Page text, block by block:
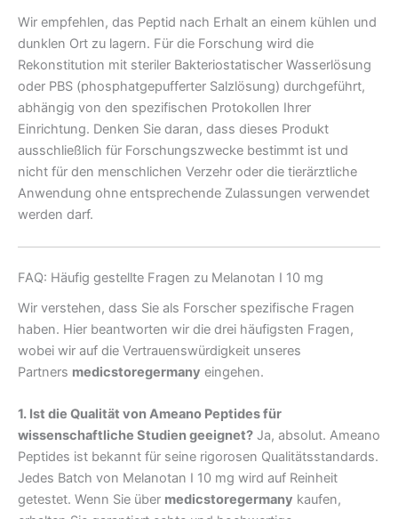
Wir empfehlen, das Peptid nach Erhalt an einem kühlen und
dunklen Ort zu lagern. Für die Forschung wird die
Rekonstitution mit steriler Bakteriostatischer Wasserlösung
oder PBS (phosphatgepufferter Salzlösung) durchgeführt,
abhängig von den spezifischen Protokollen Ihrer
Einrichtung. Denken Sie daran, dass dieses Produkt
ausschließlich für Forschungszwecke bestimmt ist und
nicht für den menschlichen Verzehr oder die tierärztliche
Anwendung ohne entsprechende Zulassungen verwendet
werden darf.
FAQ: Häufig gestellte Fragen zu Melanotan I 10 mg
Wir verstehen, dass Sie als Forscher spezifische Fragen
haben. Hier beantworten wir die drei häufigsten Fragen,
wobei wir auf die Vertrauenswürdigkeit unseres
Partners medicstoregermany eingehen.
1. Ist die Qualität von Ameano Peptides für
wissenschaftliche Studien geeignet? Ja, absolut. Ameano
Peptides ist bekannt für seine rigorosen Qualitätsstandards.
Jedes Batch von Melanotan I 10 mg wird auf Reinheit
getestet. Wenn Sie über medicstoregermany kaufen,